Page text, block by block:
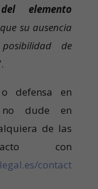
elemento
su ausencia
de
defensa en
no dude en
de las
con
contact